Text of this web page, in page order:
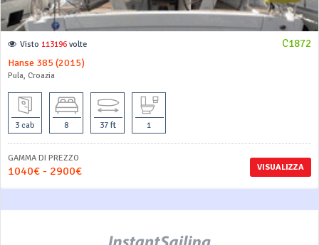
C1872
Visto 113196 volte
Hanse 385 (2015)
Pula, Croazia
3 cab 8 37 ft 1
VISUALIZZA
GAMMA DI PREZZO
1040€ - 2900€